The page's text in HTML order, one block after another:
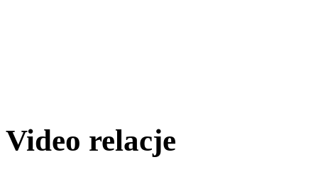
Video relacje